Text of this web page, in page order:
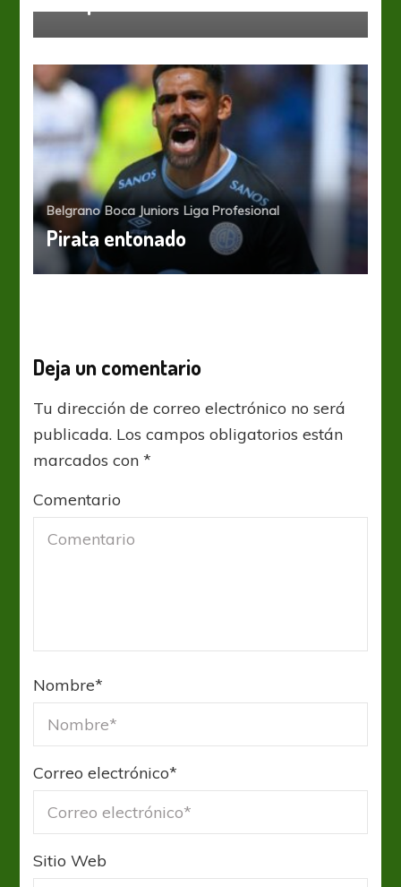
Belgrano Boca Juniors Liga Profesional
Pirata entonado
Deja un comentario
Tu dirección de correo electrónico no será
publicada. Los campos obligatorios están
marcados con*
Comentario
Nombre*
Correo electrónico*
Sitio Web